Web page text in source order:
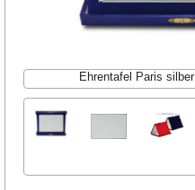
Ehrentafel Paris silber